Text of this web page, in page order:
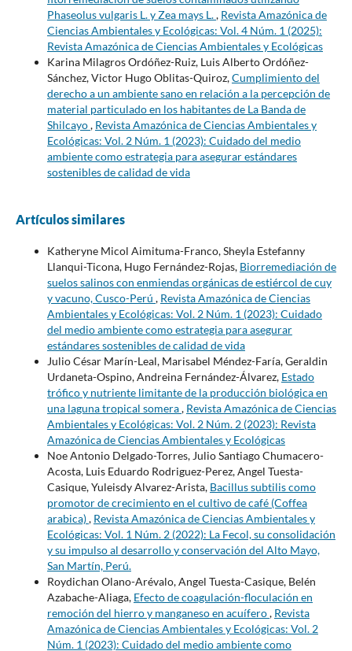
Phaseolus vulgaris L. y Zea mays L., Revista Amazónica de
Ciencias Ambientales y Ecológicas: Vol. 4 Núm. 1 (2025):
Revista Amazónica de Ciencias Ambientales y Ecológicas
Karina Milagros Ordóñez-Ruiz, Luis Alberto Ordóñez-
Sánchez, Victor Hugo Oblitas-Quiroz,Cumplimiento del
derecho a un ambiente sano en relación a la percepción de
material particulado en los habitantes de La Banda de
Shilcayo, Revista Amazónica de Ciencias Ambientales y
Ecológicas: Vol. 2 Núm. 1 (2023): Cuidado del medio
ambiente como estrategia para asegurar estándares
sostenibles de calidad de vida
Artículos similares
Katheryne Micol Aimituma-Franco, Sheyla Estefanny
Llanqui-Ticona, Hugo Fernández-Rojas, Biorremediación de
suelos salinos con enmiendas orgánicas de estiércol de cuy
y vacuno, Cusco-Perú , Revista Amazónica de Ciencias
Ambientales y Ecológicas: Vol. 2 Núm. 1 (2023): Cuidado
del medio ambiente como estrategia para asegurar
estándares sostenibles de calidad de vida
Julio César Marín-Leal, Marisabel Méndez-Faría, Geraldin
Urdaneta-Ospino, Andreina Fernández-Álvarez, Estado
trófico y nutriente limitante de la producción biológica en
una laguna tropical somera, Revista Amazónica de Ciencias
Ambientales y Ecológicas: Vol. 2 Núm. 2 (2023): Revista
Amazónica de Ciencias Ambientales y Ecológicas
Noe Antonio Delgado-Torres, Julio Santiago Chumacero-
Acosta, Luis Eduardo Rodriguez-Perez, Angel Tuesta-
Casique, Yuleisdy Alvarez-Arista, Bacillus subtilis como
promotor de crecimiento en el cultivo de café (Coffea
arabica), Revista Amazónica de Ciencias Ambientales y
Ecológicas: Vol. 1 Núm. 2 (2022): La Fecol, su consolidación
y su impulso al desarrollo y conservación del Alto Mayo,
San Martín, Perú.
Roydichan Olano-Arévalo, Angel Tuesta-Casique, Belén
Azabache-Aliaga, Efecto de coagulación-floculación en
remoción del hierro y manganeso en acuífero, Revista
Amazónica de Ciencias Ambientales y Ecológicas: Vol. 2
Núm. 1 (2023): Cuidado del medio ambiente como